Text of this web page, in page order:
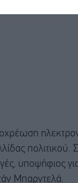
υποψήφιος
Μπαρντελά.